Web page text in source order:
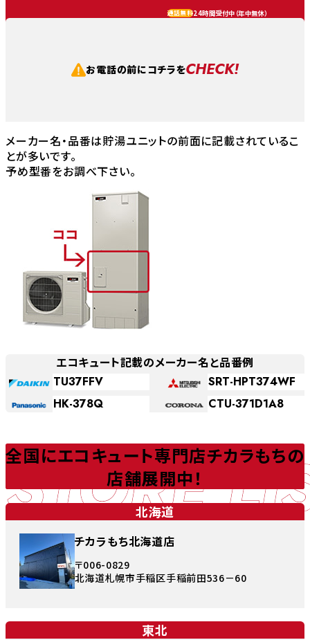
通話無料24時間受付中（年中無休）
お電話の前にコチラをCHECK!
メーカー名・品番は貯湯ユニットの前面に記載されているこ
とが多いです。
予め型番をお調べ下さい。
エコキュート記載のメーカー名と品番例
TU37FFV
SRT-HPT374WF
HK-378Q
CTU-371D1A8
STORE
全国にエコキュート専門店チカラもちの
店舗展開中！
北海道
チカラもち北海道店
〒006-0829
北海道札幌市手稲区手稲前田536－60
東北